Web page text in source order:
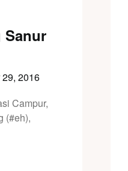
Sanur
2016
Campur,
(#eh),